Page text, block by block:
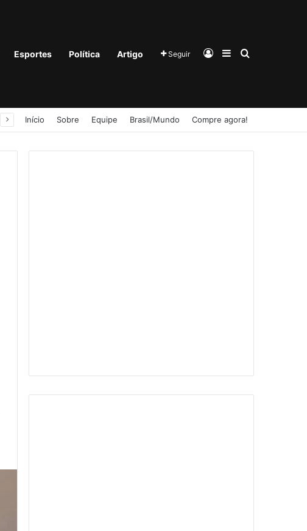
Esportes Política Artigo Seguir EntrarBarra Lateral
Procurar por
Início Sobre Equipe Brasil/Mundo Compre agora!